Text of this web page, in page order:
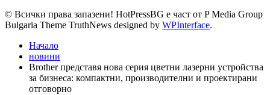
© Всички права запазени! HotPressBG е част от P Media Group
Bulgaria Theme TruthNews designed by WPInterface.
Начало
новини
Brother представя нова серия цветни лазерни устройства
за бизнеса: компактни, производителни и проектирани
отговорно